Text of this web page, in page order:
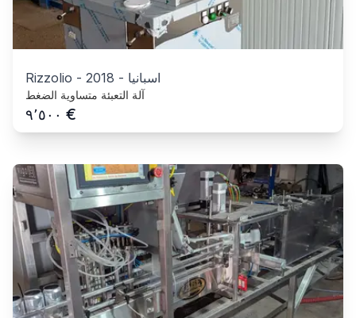
Rizzolio - 2018 - اسبانيا
آلة التعبئة متساوية الضغط
٩٬٥٠٠ €